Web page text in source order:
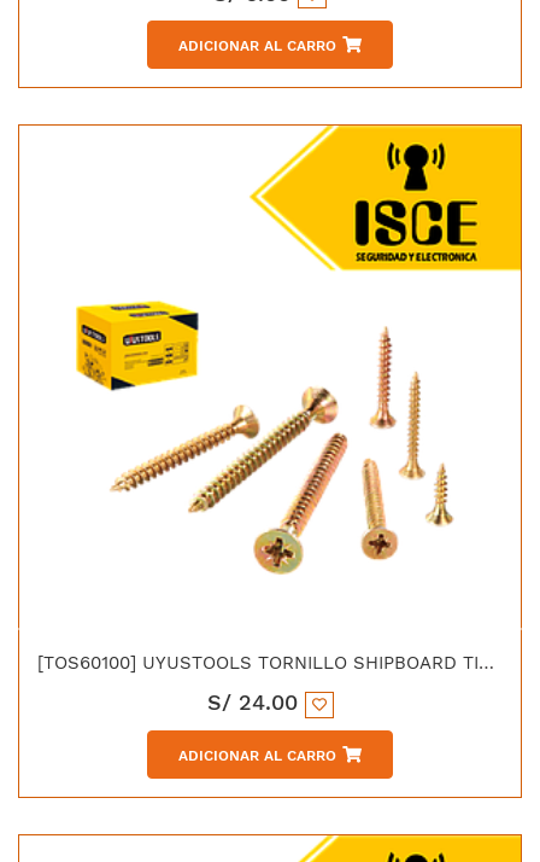
ADICIONAR AL CARRO
[TOS60100] UYUSTOOLS TORNILLO SHIPBOARD TIPO SPACK M-6.0X100
S/ 24.00
ADICIONAR AL CARRO